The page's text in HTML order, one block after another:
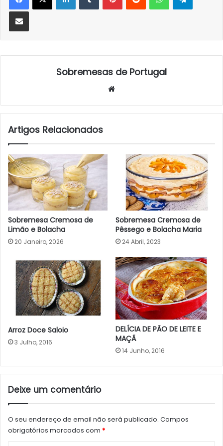
Partilhar Via Email
Sobremesas de Portugal
Artigos Relacionados
Sobremesa Cremosa de
Limão e Bolacha
20 Janeiro, 2026
Sobremesa Cremosa de
Pêssego e Bolacha Maria
24 Abril, 2023
Arroz Doce Saloio
3 Julho, 2016
DELÍCIA DE PÃO DE LEITE E
MAÇÃ
14 Junho, 2016
Deixe um comentário
O seu endereço de email não será publicado. Campos
obrigatórios marcados com *